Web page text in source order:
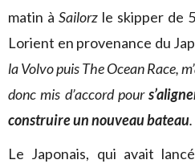
matin à Sailorz le skipper de
Lorient en provenance du
la Volvo puis The Ocean Race,
donc mis d’accord pour
construire un nouveau bateau.
Le Japonais, qui avait